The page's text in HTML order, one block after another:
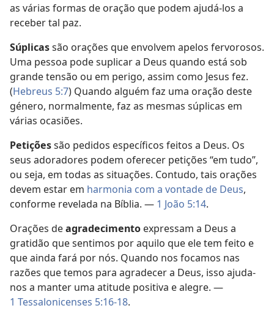
as várias formas de oração que podem ajudá-los a
receber tal paz.
Súplicassão orações que envolvem apelos fervorosos.
Uma pessoa pode suplicar a Deus quando está sob
grande tensão ou em perigo, assim como Jesus fez.
(Hebreus 5:7) Quando alguém faz uma oração deste
género, normalmente, faz as mesmas súplicas em
várias ocasiões.
Petiçõessão pedidos específicos feitos a Deus. Os
seus adoradores podem oferecer petições “em tudo”,
ou seja, em todas as situações. Contudo, tais orações
devem estar em harmonia com a vontade de Deus,
conforme revelada na Bíblia. — 1 João 5:14.
Orações deagradecimento expressam a Deus a
gratidão que sentimos por aquilo que ele tem feito e
que ainda fará por nós. Quando nos focamos nas
razões que temos para agradecer a Deus, isso ajuda-
nos a manter uma atitude positiva e alegre. —
1 Tessalonicenses 5:16-18.